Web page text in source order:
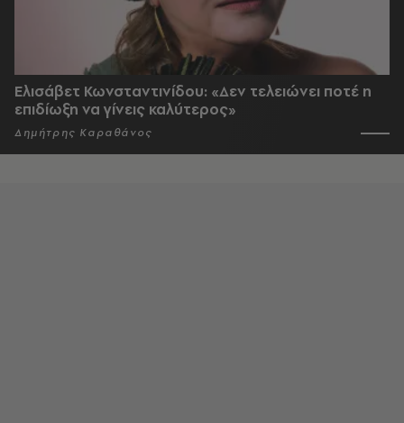
Ελισάβετ Κωνσταντινίδου: «Δεν τελειώνει ποτέ η
επιδίωξη να γίνεις καλύτερος»
Δημήτρης Καραθάνος